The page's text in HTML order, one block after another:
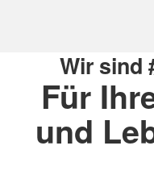
Wir sind
Für
und